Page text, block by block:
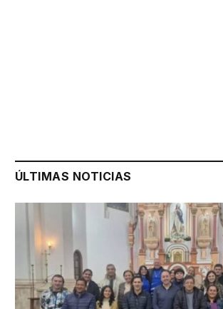
ÚLTIMAS NOTICIAS